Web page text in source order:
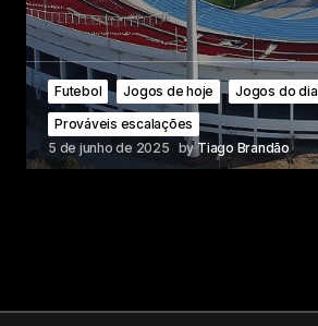
Futebol Jogos de hoje Jogos do dia
Prováveis escalações
5 de junho de 2025 by Tiago Brandão